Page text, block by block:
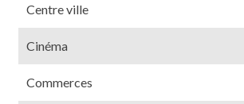
Centre ville
Cinéma
Commerces